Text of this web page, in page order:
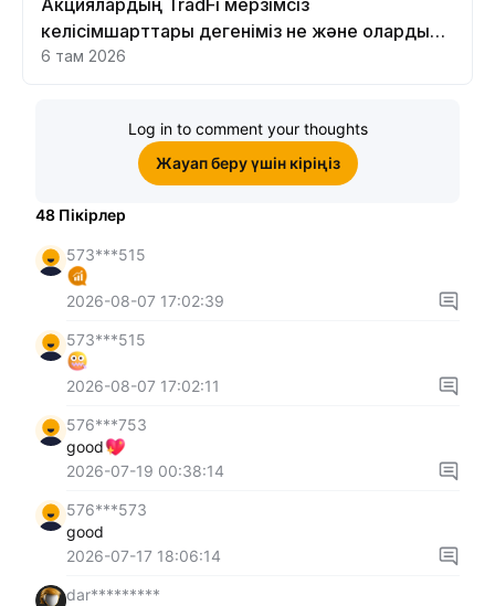
Акциялардың TradFi мерзімсіз
келісімшарттары дегеніміз не және оларды
Bybit платформасында неге саудалау керек?
6 там 2026
Log in to comment your thoughts
Жауап беру үшін кіріңіз
48 Пікірлер
573***515
2026-08-07 17:02:39
573***515
2026-08-07 17:02:11
576***753
good
2026-07-19 00:38:14
576***573
good
2026-07-17 18:06:14
dar*********